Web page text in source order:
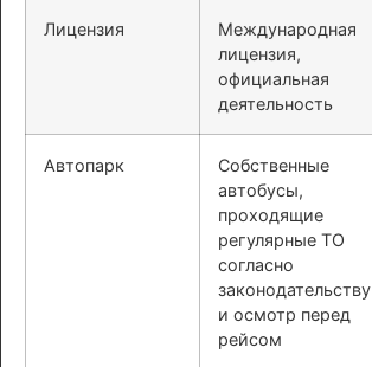
Лицензия
Международная
лицензия,
официальная
деятельность
Автопарк
Собственные
автобусы,
проходящие
регулярные ТО
согласно
законодательству
и осмотр перед
рейсом